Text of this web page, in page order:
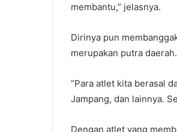
membantu,” jelasnya.
Dirinya pun
merupakan putra daerah.
“Para atlet kita berasal
Jampang, dan lainnya.
Dengan atlet yang